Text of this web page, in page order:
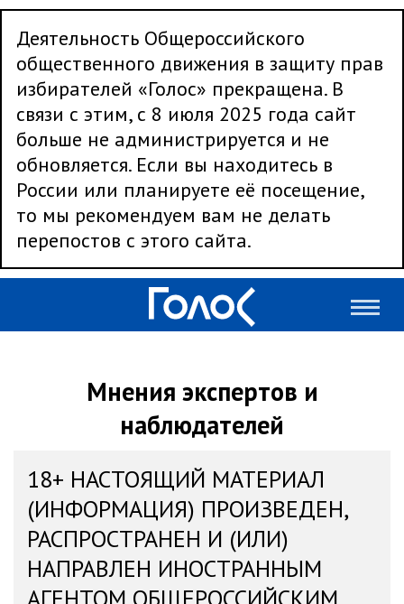
Деятельность Общероссийского
общественного движения в защиту прав
избирателей «Голос» прекращена. В
связи с этим, с 8 июля 2025 года сайт
больше не администрируется и не
обновляется. Если вы находитесь в
России или планируете её посещение,
то мы рекомендуем вам не делать
перепостов с этого сайта.
Мнения экспертов и
наблюдателей
18+ НАСТОЯЩИЙ МАТЕРИАЛ
(ИНФОРМАЦИЯ) ПРОИЗВЕДЕН,
РАСПРОСТРАНЕН И (ИЛИ)
НАПРАВЛЕН ИНОСТРАННЫМ